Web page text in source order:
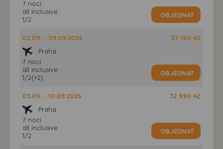
7 nocí
all inclusive
1/2
OBJEDNAT
02.09. - 09.09.2026
Praha
7 nocí
all inclusive
1/2(+2)
37 190 Kč
OBJEDNAT
03.09. - 10.09.2026
Praha
7 nocí
all inclusive
1/2
32 990 Kč
OBJEDNAT